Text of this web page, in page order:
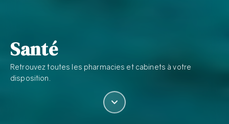
Santé
Retrouvez toutes les pharmacies et cabinets à votre
disposition.